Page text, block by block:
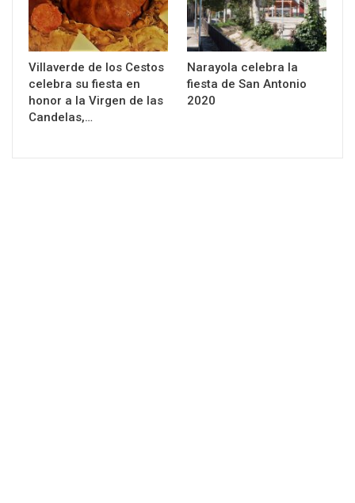
Villaverde de los Cestos
celebra su fiesta en
honor a la Virgen de las
Candelas,…
Narayola celebra la
fiesta de San Antonio
2020